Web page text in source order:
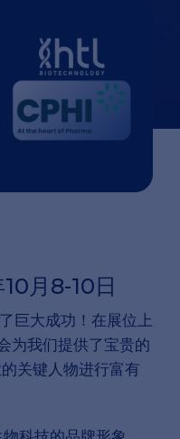
月8-10日
巨大成功！在展位上
为我们提供了宝贵的
关键人物进行富有